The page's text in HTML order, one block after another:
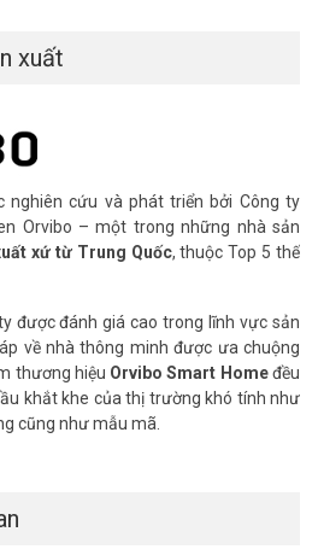
Orvibo DT40Z07A mới nhất, quý
ảnh tại
xuất
nghiên cứu và phát triển bởi Công ty
Orvibo – một trong những nhà sản
xứ từ Trung Quốc, thuộc Top 5 thế
được đánh giá cao trong lĩnh vực sản
về nhà thông minh được ưa chuộng
thương hiệu Orvibo Smart Homeđều
khắt khe của thị trường khó tính như
cũng như mẫu mã.